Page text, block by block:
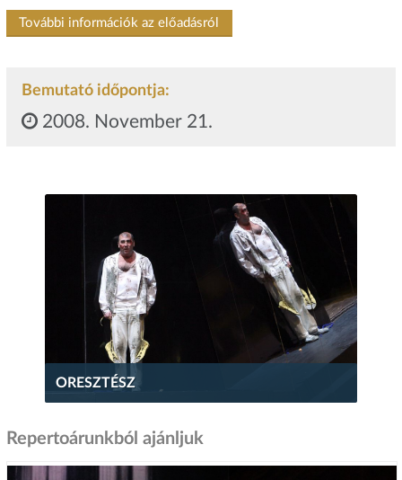
További információk az előadásról
Bemutató időpontja:
2008. November 21.
ORESZTÉSZ
Repertoárunkból ajánljuk